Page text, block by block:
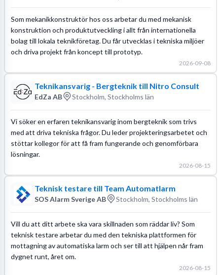
Som mekanikkonstruktör hos oss arbetar du med mekanisk
konstruktion och produktutveckling i allt från internationella
bolag till lokala teknikföretag. Du får utvecklas i tekniska miljöer
och driva projekt från koncept till prototyp.
2026-09-08
Teknikansvarig - Bergteknik till Nitro Consult
EdZa AB Stockholm, Stockholms län
Vi söker en erfaren teknikansvarig inom bergteknik som trivs
med att driva tekniska frågor. Du leder projekteringsarbetet och
stöttar kollegor för att få fram fungerande och genomförbara
lösningar.
2026-08-15
Teknisk testare till Team Automatlarm
SOS Alarm Sverige AB Stockholm, Stockholms län
Vill du att ditt arbete ska vara skillnaden som räddar liv? Som
teknisk testare arbetar du med den tekniska plattformen för
mottagning av automatiska larm och ser till att hjälpen når fram
dygnet runt, året om.
2026-08-15